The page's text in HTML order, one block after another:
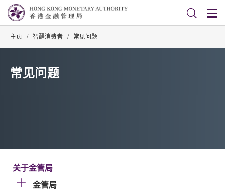
主页 / 智醒消费者 / 常见问题
常见问题
关于金管局
金管局